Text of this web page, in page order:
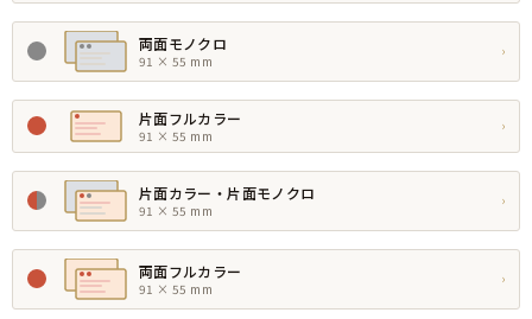
両面モノクロ
91 × 55 mm
›
片面フルカラー
91 × 55 mm
›
片面カラー・片面モノクロ
91 × 55 mm
›
両面フルカラー
91 × 55 mm
›